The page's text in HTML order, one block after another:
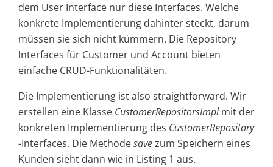
dem User Interface nur diese Interfaces. Welche
konkrete Implementierung dahinter steckt, darum
müssen sie sich nicht kümmern. Die Repository
Interfaces für Customer und Account bieten
einfache CRUD-Funktionalitäten.
Die Implementierung ist also straightforward. Wir
erstellen eine Klasse CustomerRepositorsImplmit der
konkreten Implementierung des CustomerRepository
-Interfaces. Die Methodesavezum Speichern eines
Kunden sieht dann wie in Listing 1 aus.